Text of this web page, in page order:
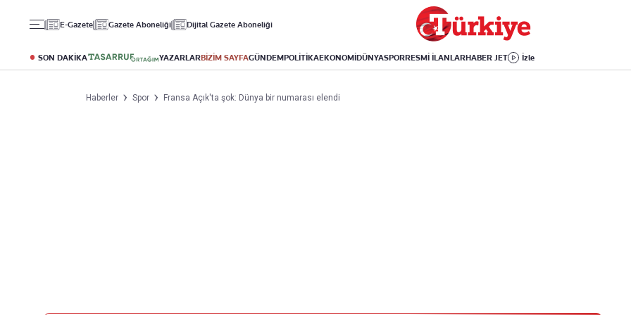
E-Gazete Gazete Aboneliği Dijital Gazete Aboneliği
SON DAKİKA YAZARLARBİZİM SAYFAGÜNDEMPOLİTİKAEKONOMİDÜNYASPORRESMİ İLANLARHABER JET İzle
Altın
Döviz
Kripto Para
Puan Durumu
Fikstür
Avrupa Ligi
Avrupa
Amerika
İsrail-Gazze
Yaşam
Sağlık
Yemek
Kitap
Haberler Spor Fransa Açık'ta şok: Dünya bir numarası elendi